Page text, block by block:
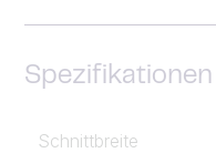
Spezifikationen
Schnittbreite